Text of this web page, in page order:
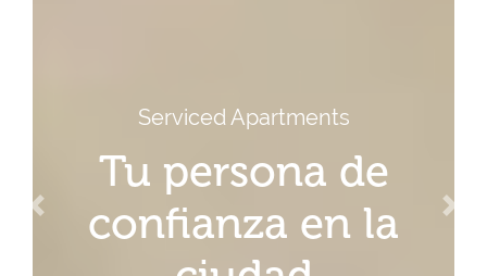
Serviced Apartments
Tu persona de
confianza en la
Previous